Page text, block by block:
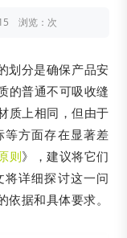
浏览： 次
划分是确保产品安
的普通不可吸收缝
质上相同，但由于
等方面存在显著差
则》，建议将它们
详细探讨这一问
据和具体要求。